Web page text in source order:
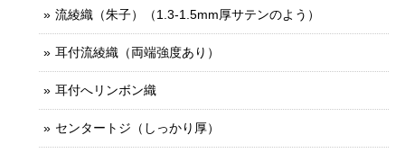
流綾織（朱子）（1.3-1.5mm厚サテンのよう）
耳付流綾織（両端強度あり）
耳付へリンボン織
センタートジ（しっかり厚）